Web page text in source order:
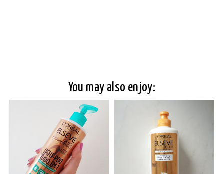
You may also enjoy: